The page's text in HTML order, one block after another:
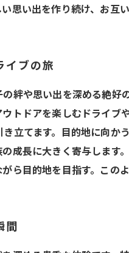
思い出を作り続け、お互
イブの旅
絆や思い出を深める絶
トドアを楽しむドライ
立てます。目的地に向
成長に大きく寄与しま
ら目的地を目指す。この
間